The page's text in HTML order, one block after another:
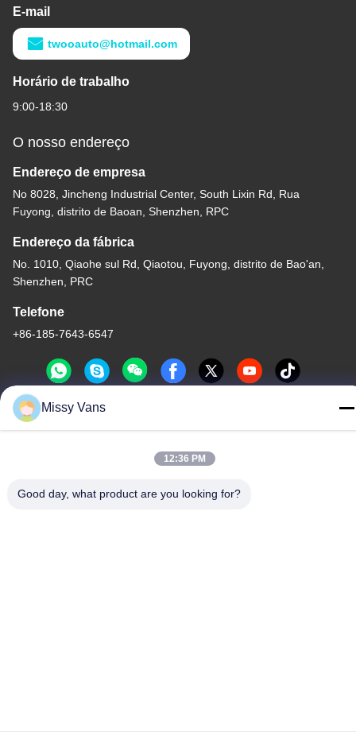
E-mail
twooauto@hotmail.com
Horário de trabalho
9:00-18:30
O nosso endereço
Endereço de empresa
No 8028, Jincheng Industrial Center, South Lixin Rd, Rua
Fuyong, distrito de Baoan, Shenzhen, RPC
Endereço da fábrica
No. 1010, Qiaohe sul Rd, Qiaotou, Fuyong, distrito de Bao'an,
Shenzhen, PRC
Telefone
+86-185-7643-6547
China Boa Qualidade Peças de motor japonesas Fornecedor.
Todos os direitos reservados.
Missy Vans
12:36 PM
Good day, what product are you looking for?